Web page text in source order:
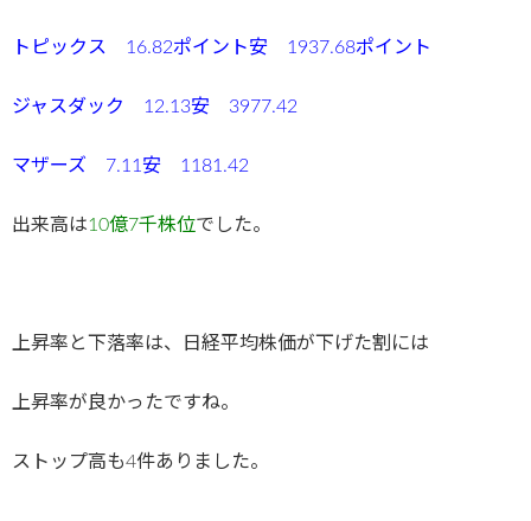
トピックス 16.82ポイント安 1937.68ポイント
ジャスダック 12.13安 3977.42
マザーズ 7.11安 1181.42
出来高は10億7千株位でした。
上昇率と下落率は、日経平均株価が下げた割には
上昇率が良かったですね。
ストップ高も4件ありました。